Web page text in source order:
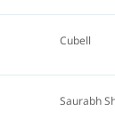
Cubell
Saurabh